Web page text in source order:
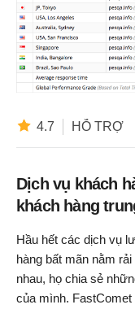
4.7 HỖ TRỢ
Dịch vụ khách
khách hàng
Hầu hết các dịch vụ
hàng bất mãn nằm
nhau, họ chia sẻ
của mình.